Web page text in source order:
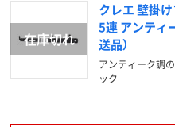
クレエ 壁掛
5連 アンティ
送品）
アンティーク調
ック